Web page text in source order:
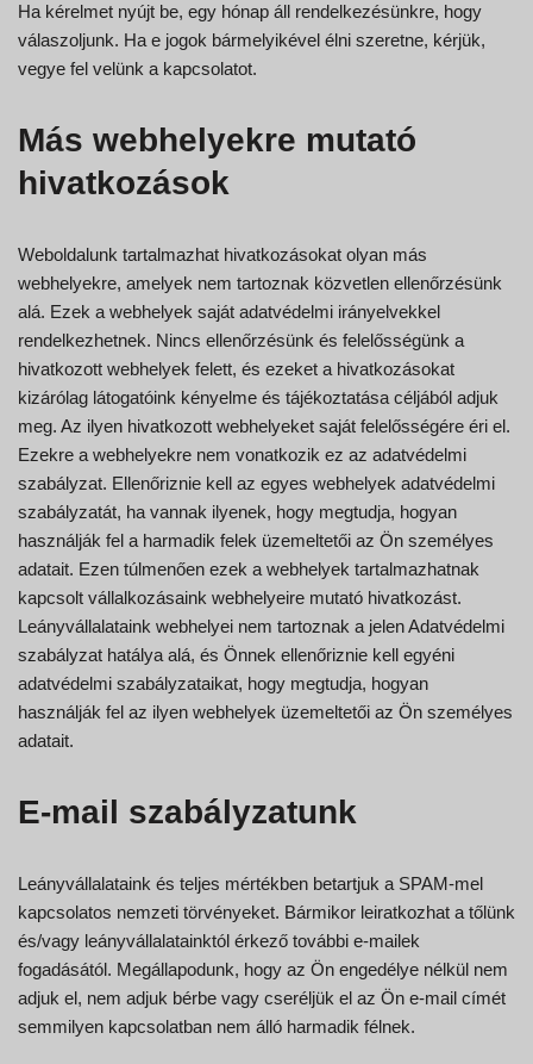
Ha kérelmet nyújt be, egy hónap áll rendelkezésünkre, hogy
válaszoljunk. Ha e jogok bármelyikével élni szeretne, kérjük,
vegye fel velünk a kapcsolatot.
Más webhelyekre mutató
hivatkozások
Weboldalunk tartalmazhat hivatkozásokat olyan más
webhelyekre, amelyek nem tartoznak közvetlen ellenőrzésünk
alá. Ezek a webhelyek saját adatvédelmi irányelvekkel
rendelkezhetnek. Nincs ellenőrzésünk és felelősségünk a
hivatkozott webhelyek felett, és ezeket a hivatkozásokat
kizárólag látogatóink kényelme és tájékoztatása céljából adjuk
meg. Az ilyen hivatkozott webhelyeket saját felelősségére éri el.
Ezekre a webhelyekre nem vonatkozik ez az adatvédelmi
szabályzat. Ellenőriznie kell az egyes webhelyek adatvédelmi
szabályzatát, ha vannak ilyenek, hogy megtudja, hogyan
használják fel a harmadik felek üzemeltetői az Ön személyes
adatait. Ezen túlmenően ezek a webhelyek tartalmazhatnak
kapcsolt vállalkozásaink webhelyeire mutató hivatkozást.
Leányvállalataink webhelyei nem tartoznak a jelen Adatvédelmi
szabályzat hatálya alá, és Önnek ellenőriznie kell egyéni
adatvédelmi szabályzataikat, hogy megtudja, hogyan
használják fel az ilyen webhelyek üzemeltetői az Ön személyes
adatait.
E-mail szabályzatunk
Leányvállalataink és teljes mértékben betartjuk a SPAM-mel
kapcsolatos nemzeti törvényeket. Bármikor leiratkozhat a tőlünk
és/vagy leányvállalatainktól érkező további e-mailek
fogadásától. Megállapodunk, hogy az Ön engedélye nélkül nem
adjuk el, nem adjuk bérbe vagy cseréljük el az Ön e-mail címét
semmilyen kapcsolatban nem álló harmadik félnek.